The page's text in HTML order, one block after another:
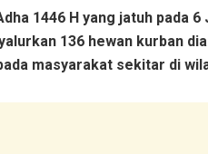
1446 H yang jatuh pada
136 hewan kurban
masyarakat sekitar di